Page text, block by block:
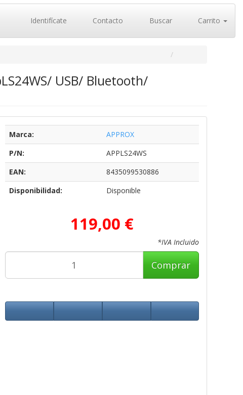
Identifícate Contacto Buscar Carrito
USB/ Bluetooth/
Marca:
APPROX
P/N:
APPLS24WS
EAN:
8435099530886
Disponibilidad:
Disponible
119,00 €
*IVA Incluido
Comprar